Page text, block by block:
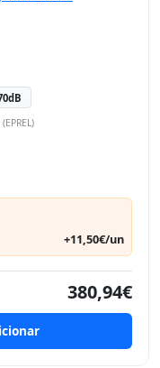
+11,50€/un
380,94€